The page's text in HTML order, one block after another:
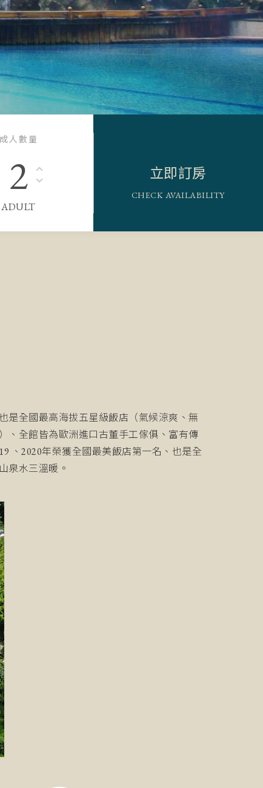
成人數量
2
ADULT
立即訂房
CHECK AVAILABILITY
是全國最高海拔五星級飯店（氣候涼爽、無
、全館皆為歐洲進口古董手工傢俱、富有傳
、2020年榮獲全國最美飯店第一名、也是全
泉水三溫暖。